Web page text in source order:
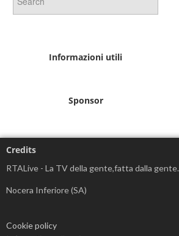
Informazioni utili
Sponsor
Credits
RTALive - La TV della gente,fatta dalla gente.
Nocera Inferiore (SA)
Cookie policy